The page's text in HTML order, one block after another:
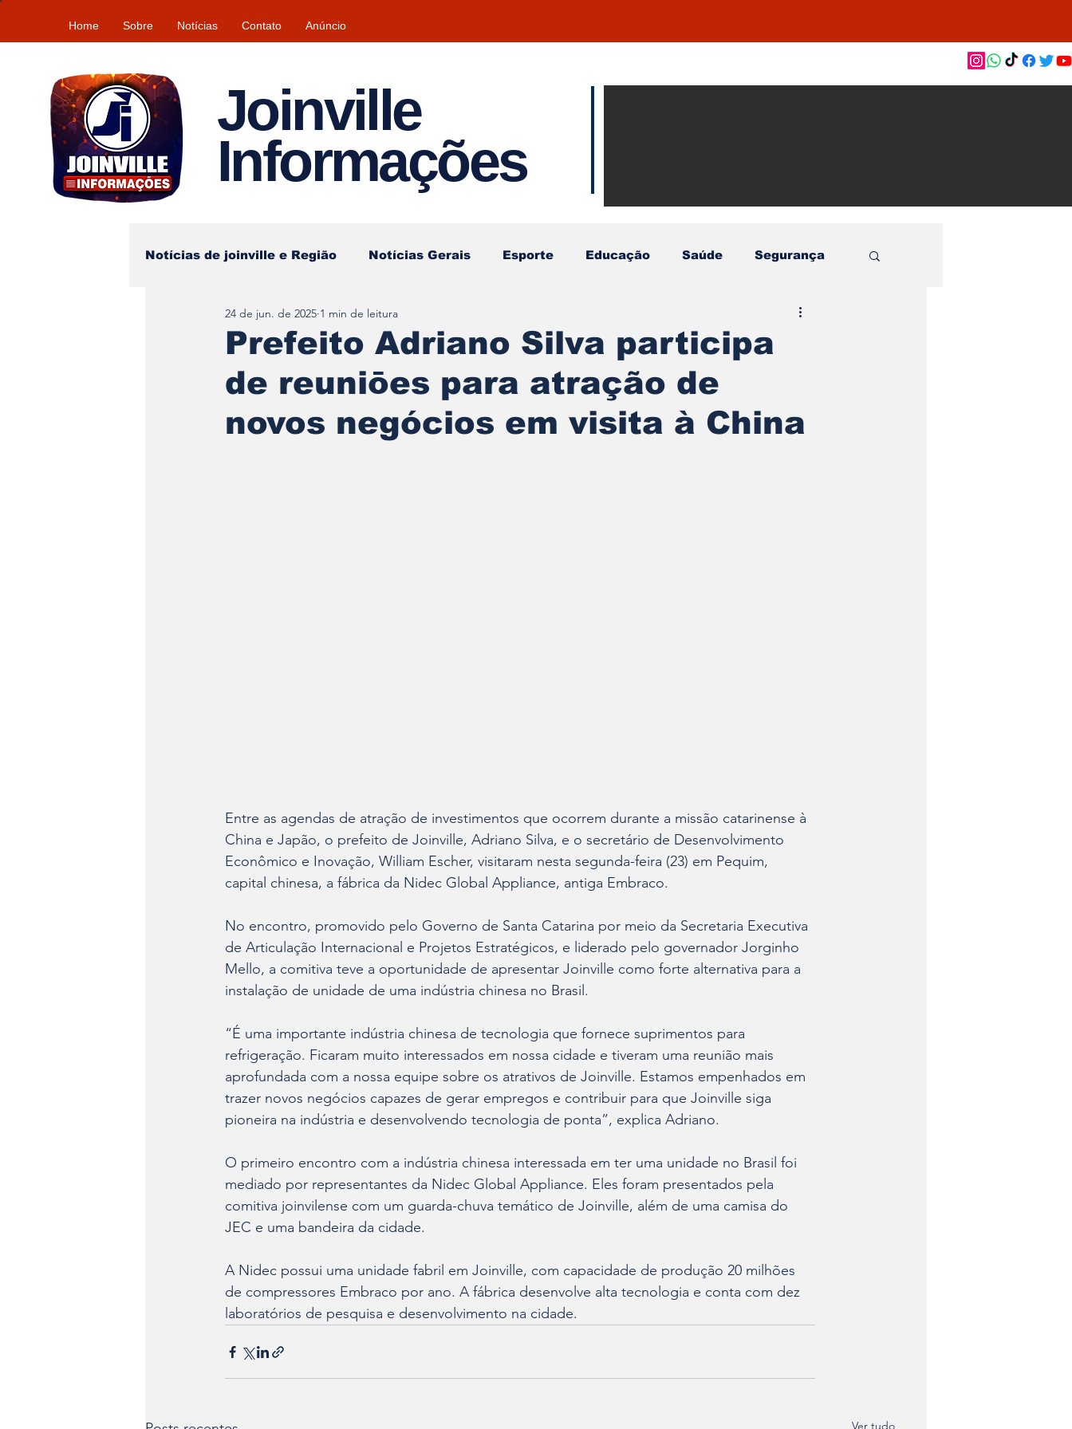
Home Sobre Notícias Contato Anúncio
Joinville
Informações
Notícias de joinville e Região Notícias Gerais Esporte Educação Saúde Segurança
Tempo\clima
Prefeito Adriano Silva participa
de reuniōes para atração de
novos negócios em visita à China
24 de jun. de 2025 1 min de leitura
Entre as agendas de atração de investimentos que ocorrem durante a missão catarinense à
China e Japão, o prefeito de Joinville, Adriano Silva, e o secretário de Desenvolvimento
Econômico e Inovação, William Escher, visitaram nesta segunda-feira (23) em Pequim,
capital chinesa, a fábrica da Nidec Global Appliance, antiga Embraco.
No encontro, promovido pelo Governo de Santa Catarina por meio da Secretaria Executiva
de Articulação Internacional e Projetos Estratégicos, e liderado pelo governador Jorginho
Mello, a comitiva teve a oportunidade de apresentar Joinville como forte alternativa para a
instalação de unidade de uma indústria chinesa no Brasil.
“É uma importante indústria chinesa de tecnologia que fornece suprimentos para
refrigeração. Ficaram muito interessados em nossa cidade e tiveram uma reunião mais
aprofundada com a nossa equipe sobre os atrativos de Joinville. Estamos empenhados em
trazer novos negócios capazes de gerar empregos e contribuir para que Joinville siga
pioneira na indústria e desenvolvendo tecnologia de ponta”, explica Adriano.
O primeiro encontro com a indústria chinesa interessada em ter uma unidade no Brasil foi
mediado por representantes da Nidec Global Appliance. Eles foram presentados pela
comitiva joinvilense com um guarda-chuva temático de Joinville, além de uma camisa do
JEC e uma bandeira da cidade.
A Nidec possui uma unidade fabril em Joinville, com capacidade de produção 20 milhões
de compressores Embraco por ano. A fábrica desenvolve alta tecnologia e conta com dez
laboratórios de pesquisa e desenvolvimento na cidade.
Ver tudo